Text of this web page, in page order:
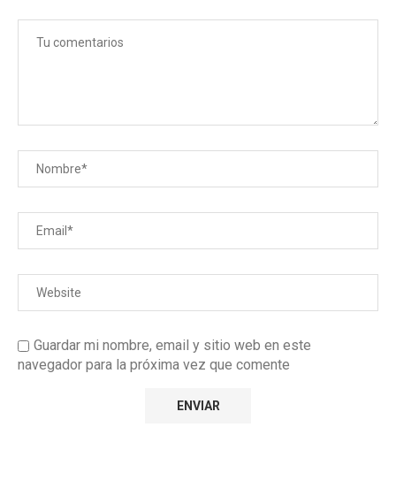
Guardar mi nombre, email y sitio web en este
navegador para la próxima vez que comente